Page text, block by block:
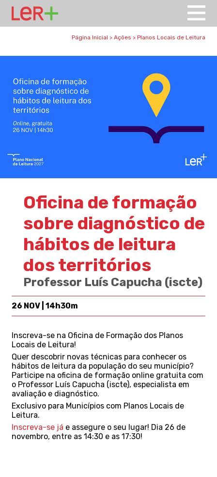
Página Inicial > Ações > Planos Locais de Leitura
Oficina de formação
sobre diagnóstico de
hábitos de leitura
dos territórios
Professor Luís Capucha (iscte)
26 NOV | 14h30m
Inscreva-se na Oficina de Formação dos Planos
Locais de Leitura!
Quer descobrir novas técnicas para conhecer os
hábitos de leitura da população do seu município?
Participe na oficina de formação online gratuita com
o Professor Luís Capucha (iscte), especialista em
avaliação e diagnóstico.
Exclusivo para Municípios com Planos Locais de
Leitura.
Inscreva-se já e assegure o seu lugar! Dia 26 de
novembro, entre as 14:30 e as 17:30!